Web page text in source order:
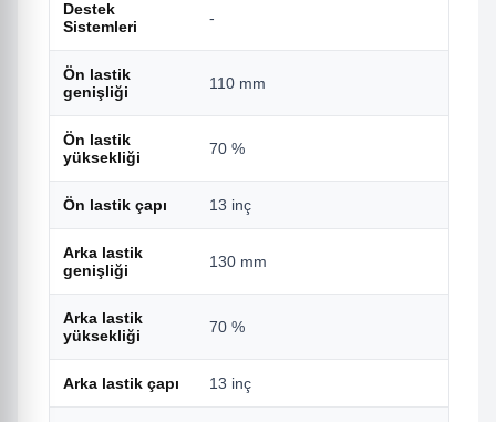
Destek
Sistemleri
-
Ön lastik
genişliği
110 mm
Ön lastik
yüksekliği
70 %
Ön lastik çapı 13 inç
Arka lastik
genişliği
130 mm
Arka lastik
yüksekliği
70 %
Arka lastik çapı 13 inç